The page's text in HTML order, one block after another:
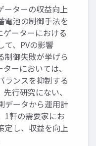
ーターの収益向上
電池の制御手法を
ーターにおける
て、PVの影響
制御失敗が挙げら
ーにおいては、
ランスを抑制する
行研究にない、
データから運用計
1軒の需要家にお
定し、収益を向上